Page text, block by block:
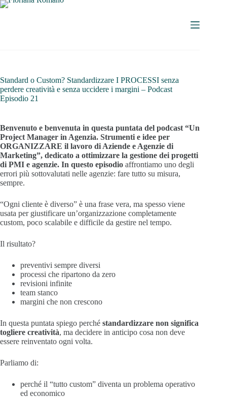
Standard o Custom? Standardizzare I PROCESSI senza
perdere creatività e senza uccidere i margini – Podcast
Episodio 21
Benvenuto e benvenuta in questa puntata del podcast “Un
Project Manager in Agenzia. Strumenti e idee per
ORGANIZZARE il lavoro di Aziende e Agenzie di
Marketing”, dedicato a ottimizzare la gestione dei progetti
di PMI e agenzie. In questo episodio affrontiamo uno degli
errori più sottovalutati nelle agenzie: fare tutto su misura,
sempre.
“Ogni cliente è diverso” è una frase vera, ma spesso viene
usata per giustificare un’organizzazione completamente
custom, poco scalabile e difficile da gestire nel tempo.
Il risultato?
preventivi sempre diversi
processi che ripartono da zero
revisioni infinite
team stanco
margini che non crescono
In questa puntata spiego perché standardizzare non significa
togliere creatività, ma decidere in anticipo cosa non deve
essere reinventato ogni volta.
Parliamo di:
perché il “tutto custom” diventa un problema operativo
ed economico